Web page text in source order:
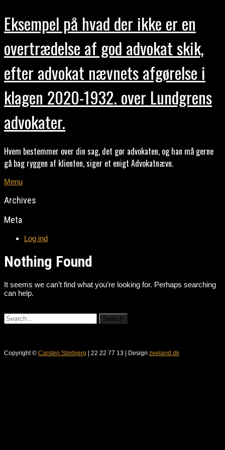
Eksempel på hvad der ikke er en
overtrædelse af god advokat skik,
efter advokat nævnets afgørelse i
klagen 2020-1932. over Lundgrens
advokater.
Hvem bestemmer over din sag, det gør advokaten, og han må gerne
gå bag ryggen af klienten, siger et enigt Advokatnævn.
Menu
Archives
Meta
Log ind
Nothing Found
It seems we can’t find what you’re looking for. Perhaps searching
can help.
Copyright © Carsten Storbjerg | 22 22 77 13 | Design zeeland.dk